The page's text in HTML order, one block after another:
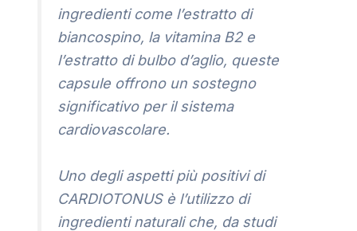
ingredienti come l’estratto di
biancospino, la vitamina B2 e
l’estratto di bulbo d’aglio, queste
capsule offrono un sostegno
significativo per il sistema
cardiovascolare.
Uno degli aspetti più positivi di
CARDIOTONUS è l’utilizzo di
ingredienti naturali che, da studi